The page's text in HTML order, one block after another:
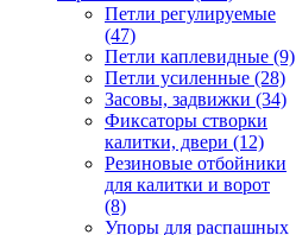
Петли регулируемые
(47)
Петли каплевидные (9)
Петли усиленные (28)
Засовы, задвижки (34)
Фиксаторы створки
калитки, двери (12)
Резиновые отбойники
для калитки и ворот
(8)
Упоры для распашных